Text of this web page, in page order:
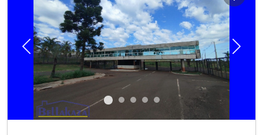
Previous Next